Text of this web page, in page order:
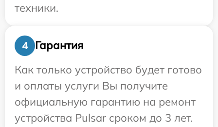
техники.
4
Гарантия
Как только устройство будет готово
и оплаты услуги Вы получите
официальную гарантию на ремонт
устройства Pulsar сроком до 3 лет.